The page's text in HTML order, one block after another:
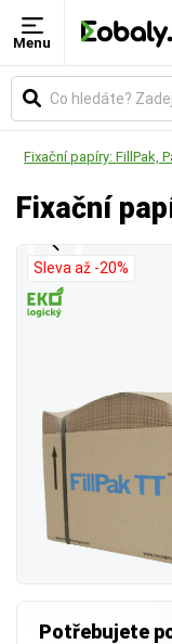
Menu
Fixační papíry: FillPak,
Fixační
Potřebujete
Sleva až -20%
Materiál
Zvolte typ